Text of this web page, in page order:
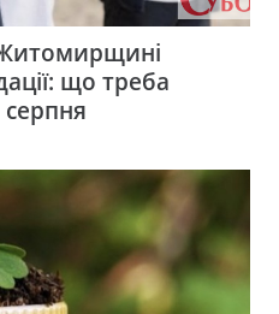
Житомирщині
що треба